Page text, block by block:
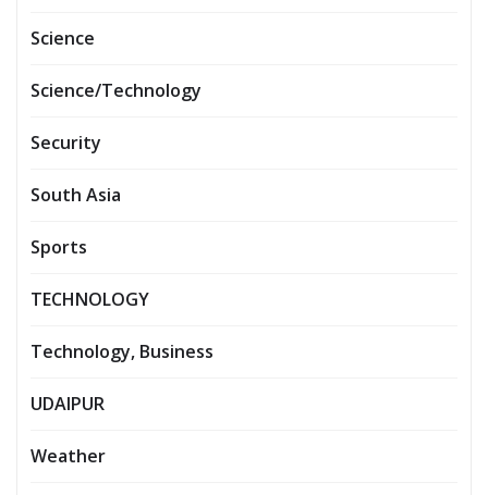
Science
Science/Technology
Security
South Asia
Sports
TECHNOLOGY
Technology, Business
UDAIPUR
Weather